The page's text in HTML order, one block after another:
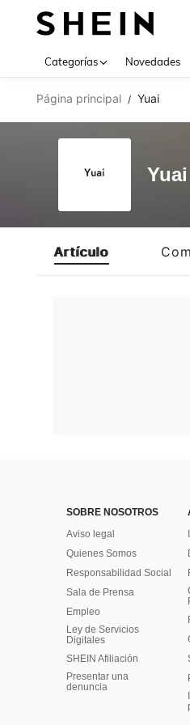
Categorías Novedades
Página principal / Yuai
Yuai
Artículo
SOBRE NOSOTROS
Aviso legal
Quienes Somos
Responsabilidad Social
Sala de Prensa
Empleo
Ley de Servicios
Digitales
SHEIN Afiliación
Presentar una
denuncia